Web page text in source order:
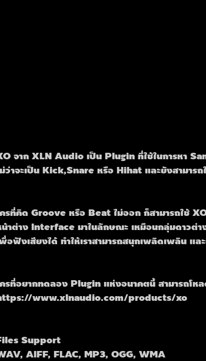
จาก XLN Audio เป็น Plugin ที่ใช้ในการหา
ว่าจะเป็น Kick,Snare หรือ Hihat และยังสามาร
รที่คิด Groove หรือ Beat ไม่ออก ก็สามารถใช้
าต่าง Interface มาในลักษณะ เหมือนกลุ่มดาวต่าง
อฟังเสียงได้ ทำให้เราสามารถสนุกเพลิดเพลิน แล
รที่อยากทดลอง Plugin แห่งอนาคตนี้ สามารถโ
www.xlnaudio.com/products/xo
Support
AIFF, FLAC, MP3, OGG, WMA